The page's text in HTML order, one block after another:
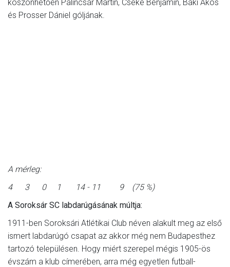
köszönhetően Palincsár Martin, Cseke Benjamin, Baki Ákos
és Prosser Dániel góljának.
A mérleg:
4 3 0 1 14 - 11 9 (75 %)
A Soroksár SC labdarúgásának múltja:
1911-ben Soroksári Atlétikai Club néven alakult meg az első
ismert labdarúgó csapat az akkor még nem Budapesthez
tartozó településen. Hogy miért szerepel mégis 1905-ös
évszám a klub címerében, arra még egyetlen futball-